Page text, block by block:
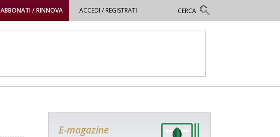
ABBONATI / RINNOVA ACCEDI / REGISTRATI
E-magazine